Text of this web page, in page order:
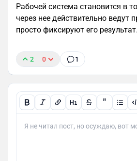
Рабочей система становится в
через нее действительно ведут
просто фиксируют его результат.
2 0 1
"